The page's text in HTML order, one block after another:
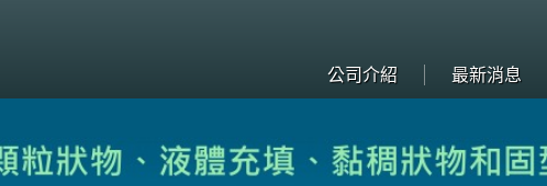
公司介紹 最新消息